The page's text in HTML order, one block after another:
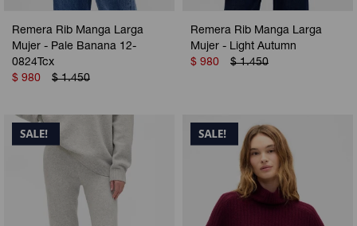
Remera Rib Manga Larga
Mujer - Pale Banana 12-
0824Tcx
$ 980 $ 1.450
Remera Rib Manga Larga
Mujer - Light Autumn
$ 980 $ 1.450